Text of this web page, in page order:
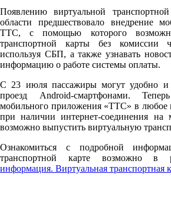
Появлению виртуальной
области предшествовало внедрение
ТТС, с помощью которого
транспортной карты без комиссии
используя СБП, а также узнавать
информацию о работе системы оплаты.
С 23 июля пассажиры могут удобно и
проезд Android-смартфонами.
мобильного приложения «ТТС» в любое
при наличии интернет-соединения на
возможно выпустить виртуальную
Ознакомиться с подробной
транспортной карте возможно в
информация. Виртуальная транспортная